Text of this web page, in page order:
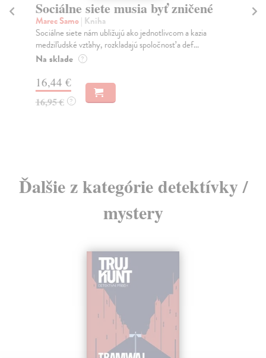
Sociálne siete musia byť zničené
Marec Samo| Kniha
Sociálne siete nám ubližujú ako jednotlivcom a kazia
medziľudské vzťahy, rozkladajú spoločnosť a def...
Na sklade ?
16,44 €
16,95 € ?
Ďalšie z kategórie detektívky /
mystery